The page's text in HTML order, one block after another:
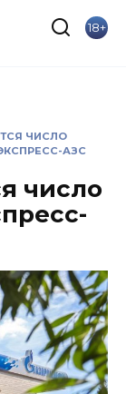
18+
ЧИСЛО
АЗС
число